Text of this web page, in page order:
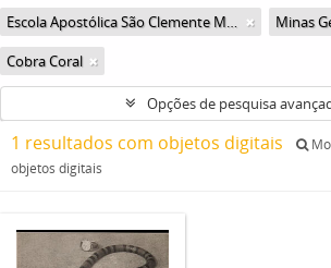
Escola Apostólica São Clemente Maria
Minas
Cobra Coral
Opções de pesquisa
1 resultados com objetos digitais
objetos digitais